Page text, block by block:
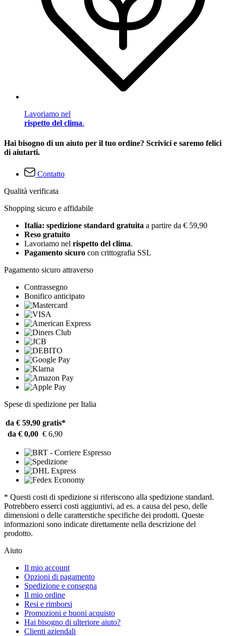
Lavoriamo nel
rispetto del clima.
Hai bisogno di un aiuto per il tuo ordine? Scrivici e saremo felici
di aiutarti.
Contatto
Qualità verificata
Shopping sicuro e affidabile
Italia: spedizione standard gratuita a partire da € 59,90
Reso gratuito
Lavoriamo nel rispetto del clima.
Pagamento sicuro con crittografia SSL
Pagamento sicuro attraverso
Contrassegno
Bonifico anticipato
Spese di spedizione per Italia
da € 59,90 gratis*
da € 0,00 € 6,90
* Questi costi di spedizione si riferiscono alla spedizione standard.
Potrebbero esserci costi aggiuntivi, ad es. a causa del peso, delle
dimensioni o delle caratterstiche specifiche dei prodotti. Queste
informazioni sono indicate direttamente nella descrizione del
prodotto.
Aiuto
Il mio account
Opzioni di pagamento
Spedizione e consegna
Il mio ordine
Resi e rimborsi
Promozioni e buoni acquisto
Hai bisogno di ulteriore aiuto?
Clienti aziendali